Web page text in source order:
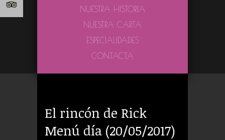
NUESTRA HISTORIA
NUESTRA CARTA
ESPECIALIDADES
CONTACTA
El rincón de Rick
Menú día (20/05/2017)